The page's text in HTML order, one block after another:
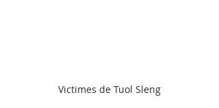
Victimes de Tuol Sleng